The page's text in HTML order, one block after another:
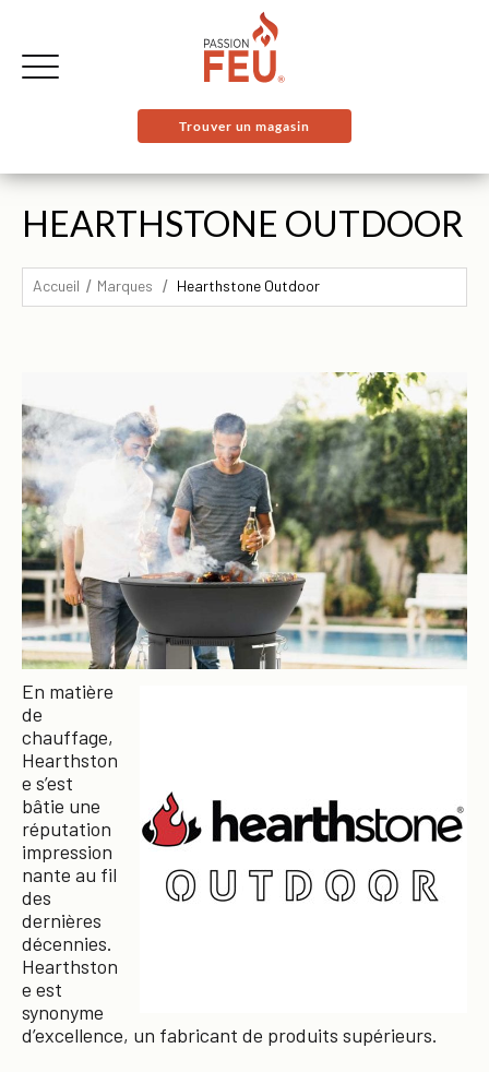
Trouver un magasin
HEARTHSTONE OUTDOOR
Accueil Marques Hearthstone Outdoor
En matière
de
chauffage,
Hearthston
e s’est
bâtie une
réputation
impression
nante au fil
des
dernières
décennies.
Hearthston
e est
synonyme
d’excellence, un fabricant de produits supérieurs.